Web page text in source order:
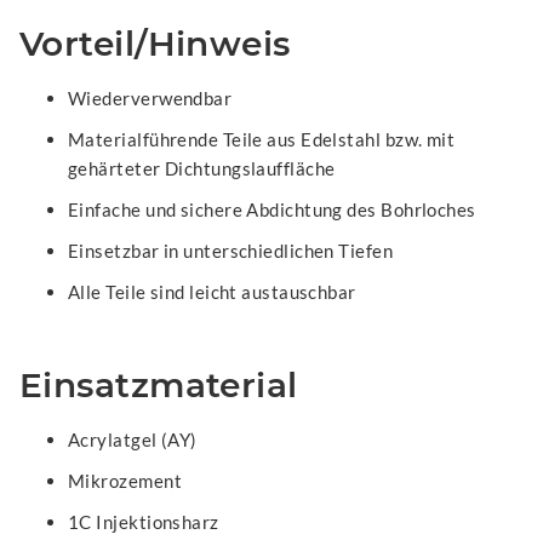
Vorteil/Hinweis
Wiederverwendbar
Materialführende Teile aus Edelstahl bzw. mit
gehärteter Dichtungslauffläche
Einfache und sichere Abdichtung des Bohrloches
Einsetzbar in unterschiedlichen Tiefen
Alle Teile sind leicht austauschbar
Einsatzmaterial
Acrylatgel (AY)
Mikrozement
1C Injektionsharz